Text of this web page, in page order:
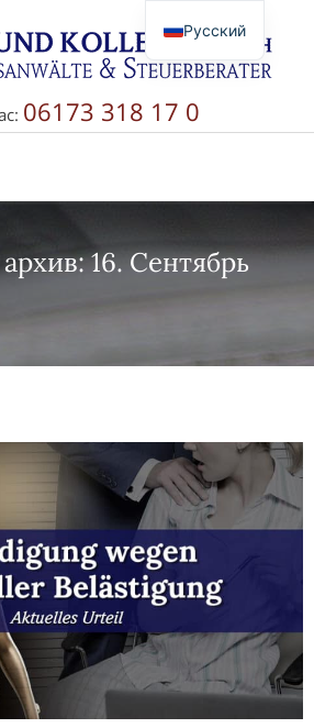
06173 318 17 0
16. Сентябрь
Русский
Deutsch
English
简体中文